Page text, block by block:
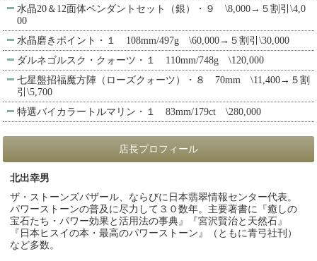
水晶20＆12面体ペンダントセット（銀）・９ \8,000→５割引\4,0
00
水晶磨きポイント・１ 108mm/497g \60,000→５割引\30,000
ダルネゴルスク・クォーツ・１ 110mm/748g \120,000
七星盤招福魔方陣（ローズクォーツ）・８ 70mm \11,400→５割
引\5,700
特選バイカラートルマリン・１ 83mm/179ct \280,000
店長プロフィール
北出幸男
ザ・ストーンズバザール、ならびに日本翡翠情報センター代表。
パワーストーンの普及に尽力して３０数年。主要著書に『癒しの
宝石たち・パワー効果と活用法の事典』『宮沢賢治と天然石』
『日本ヒスイの本・最高のパワーストーン』（ともに青弓社刊）
など多数。